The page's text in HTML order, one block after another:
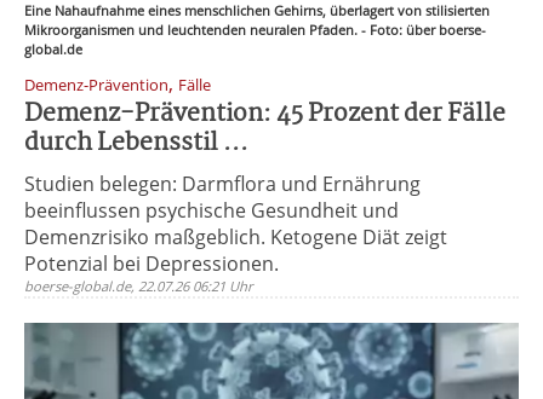
Eine Nahaufnahme eines menschlichen Gehirns, überlagert von stilisierten
Mikroorganismen und leuchtenden neuralen Pfaden. - Foto: über boerse-
global.de
Demenz-Prävention, Fälle
Demenz-Prävention: 45 Prozent der Fälle
durch Lebensstil ...
Studien belegen: Darmflora und Ernährung
beeinflussen psychische Gesundheit und
Demenzrisiko maßgeblich. Ketogene Diät zeigt
Potenzial bei Depressionen.
boerse-global.de, 22.07.26 06:21 Uhr